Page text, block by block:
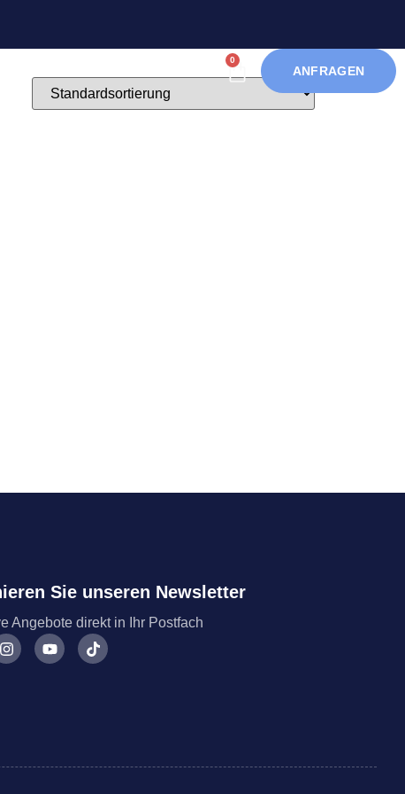
0
ANFRAGEN
Sie unseren Newsletter
Angebote direkt in Ihr Postfach